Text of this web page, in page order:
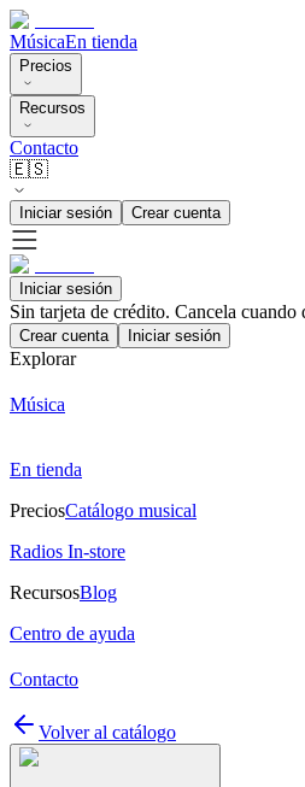
MúsicaEn tienda
Precios
Recursos
Contacto
🇪🇸
Iniciar sesión Crear cuenta
Iniciar sesión
Sin tarjeta de crédito. Cancela cuando
Crear cuenta Iniciar sesión
Explorar
Música
En tienda
PreciosCatálogo musical
Radios In-store
RecursosBlog
Centro de ayuda
Contacto
Volver al catálogo